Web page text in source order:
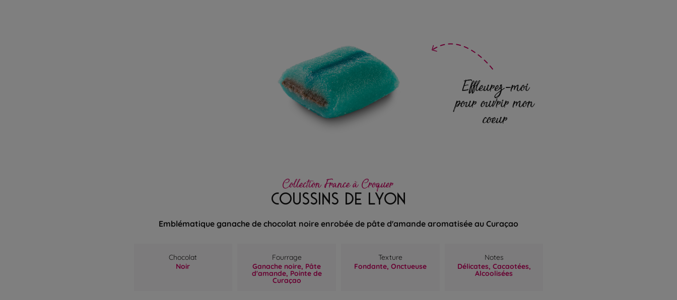
Effleurez-moi
pour ouvrir mon
coeur
Collection France à Croquer
COUSSINS DE LYON
Emblématique ganache de chocolat noire enrobée de pâte d'amande aromatisée au Curaçao
Chocolat
Noir
Fourrage
Ganache noire, Pâte
d'amande, Pointe de
Curaçao
Texture
Fondante, Onctueuse
Notes
Délicates, Cacaotées,
Alcoolisées